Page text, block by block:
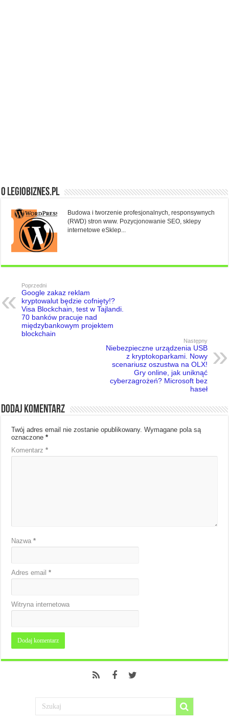
O Legiobiznes.pl
Budowa i tworzenie profesjonalnych, responsywnych
(RWD) stron www. Pozycjonowanie SEO, sklepy
internetowe eSklep...
Poprzedni
Google zakaz reklam
kryptowalut będzie cofnięty!?
Visa Blockchain, test w Tajlandi.
70 banków pracuje nad
międzybankowym projektem
blockchain
Następny
Niebezpieczne urządzenia USB
z kryptokoparkami. Nowy
scenariusz oszustwa na OLX!
Gry online, jak uniknąć
cyberzagrożeń? Microsoft bez
haseł
Dodaj komentarz
Twój adres email nie zostanie opublikowany. Wymagane pola są
oznaczone*
Komentarz*
Nazwa*
Adres email*
Witryna internetowa